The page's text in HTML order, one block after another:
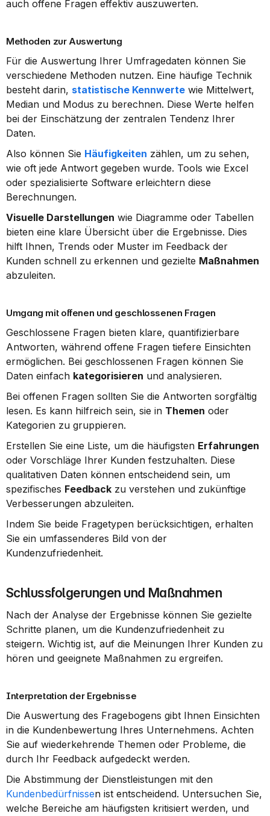
auch offene Fragen effektiv auszuwerten.
Methoden zur Auswertung
Für die Auswertung Ihrer Umfragedaten können Sie
verschiedene Methoden nutzen. Eine häufige Technik
besteht darin, statistische Kennwerte wie Mittelwert,
Median und Modus zu berechnen. Diese Werte helfen
bei der Einschätzung der zentralen Tendenz Ihrer
Daten.
Also können Sie Häufigkeiten zählen, um zu sehen,
wie oft jede Antwort gegeben wurde. Tools wie Excel
oder spezialisierte Software erleichtern diese
Berechnungen.
Visuelle Darstellungen wie Diagramme oder Tabellen
bieten eine klare Übersicht über die Ergebnisse. Dies
hilft Ihnen, Trends oder Muster im Feedback der
Kunden schnell zu erkennen und gezielte Maßnahmen
abzuleiten.
Umgang mit offenen und geschlossenen Fragen
Geschlossene Fragen bieten klare, quantifizierbare
Antworten, während offene Fragen tiefere Einsichten
ermöglichen. Bei geschlossenen Fragen können Sie
Daten einfach kategorisieren und analysieren.
Bei offenen Fragen sollten Sie die Antworten sorgfältig
lesen. Es kann hilfreich sein, sie in Themen oder
Kategorien zu gruppieren.
Erstellen Sie eine Liste, um die häufigsten Erfahrungen
oder Vorschläge Ihrer Kunden festzuhalten. Diese
qualitativen Daten können entscheidend sein, um
spezifisches Feedback zu verstehen und zukünftige
Verbesserungen abzuleiten.
Indem Sie beide Fragetypen berücksichtigen, erhalten
Sie ein umfassenderes Bild von der
Kundenzufriedenheit.
Schlussfolgerungen und Maßnahmen
Nach der Analyse der Ergebnisse können Sie gezielte
Schritte planen, um die Kundenzufriedenheit zu
steigern. Wichtig ist, auf die Meinungen Ihrer Kunden zu
hören und geeignete Maßnahmen zu ergreifen.
Interpretation der Ergebnisse
Die Auswertung des Fragebogens gibt Ihnen Einsichten
in die Kundenbewertung Ihres Unternehmens. Achten
Sie auf wiederkehrende Themen oder Probleme, die
durch Ihr Feedback aufgedeckt werden.
Kundenbedürfnissen ist entscheidend. Untersuchen Sie,
welche Bereiche am häufigsten kritisiert werden, und